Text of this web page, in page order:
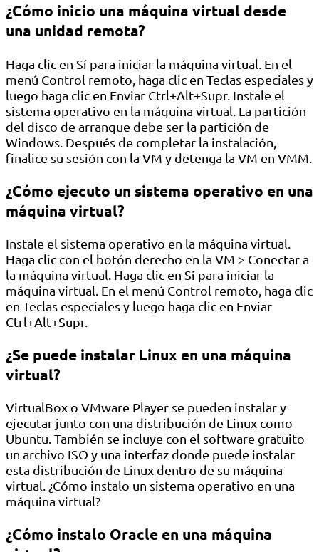
¿Cómo inicio una máquina virtual desde
una unidad remota?
Haga clic en Sí para iniciar la máquina virtual. En el
menú Control remoto, haga clic en Teclas especiales y
luego haga clic en Enviar Ctrl+Alt+Supr. Instale el
sistema operativo en la máquina virtual. La partición
del disco de arranque debe ser la partición de
Windows. Después de completar la instalación,
finalice su sesión con la VM y detenga la VM en VMM.
¿Cómo ejecuto un sistema operativo en una
máquina virtual?
Instale el sistema operativo en la máquina virtual.
Haga clic con el botón derecho en la VM > Conectar a
la máquina virtual. Haga clic en Sí para iniciar la
máquina virtual. En el menú Control remoto, haga clic
en Teclas especiales y luego haga clic en Enviar
Ctrl+Alt+Supr.
¿Se puede instalar Linux en una máquina
virtual?
VirtualBox o VMware Player se pueden instalar y
ejecutar junto con una distribución de Linux como
Ubuntu. También se incluye con el software gratuito
un archivo ISO y una interfaz donde puede instalar
esta distribución de Linux dentro de su máquina
virtual. ¿Cómo instalo un sistema operativo en una
máquina virtual?
¿Cómo instalo Oracle en una máquina